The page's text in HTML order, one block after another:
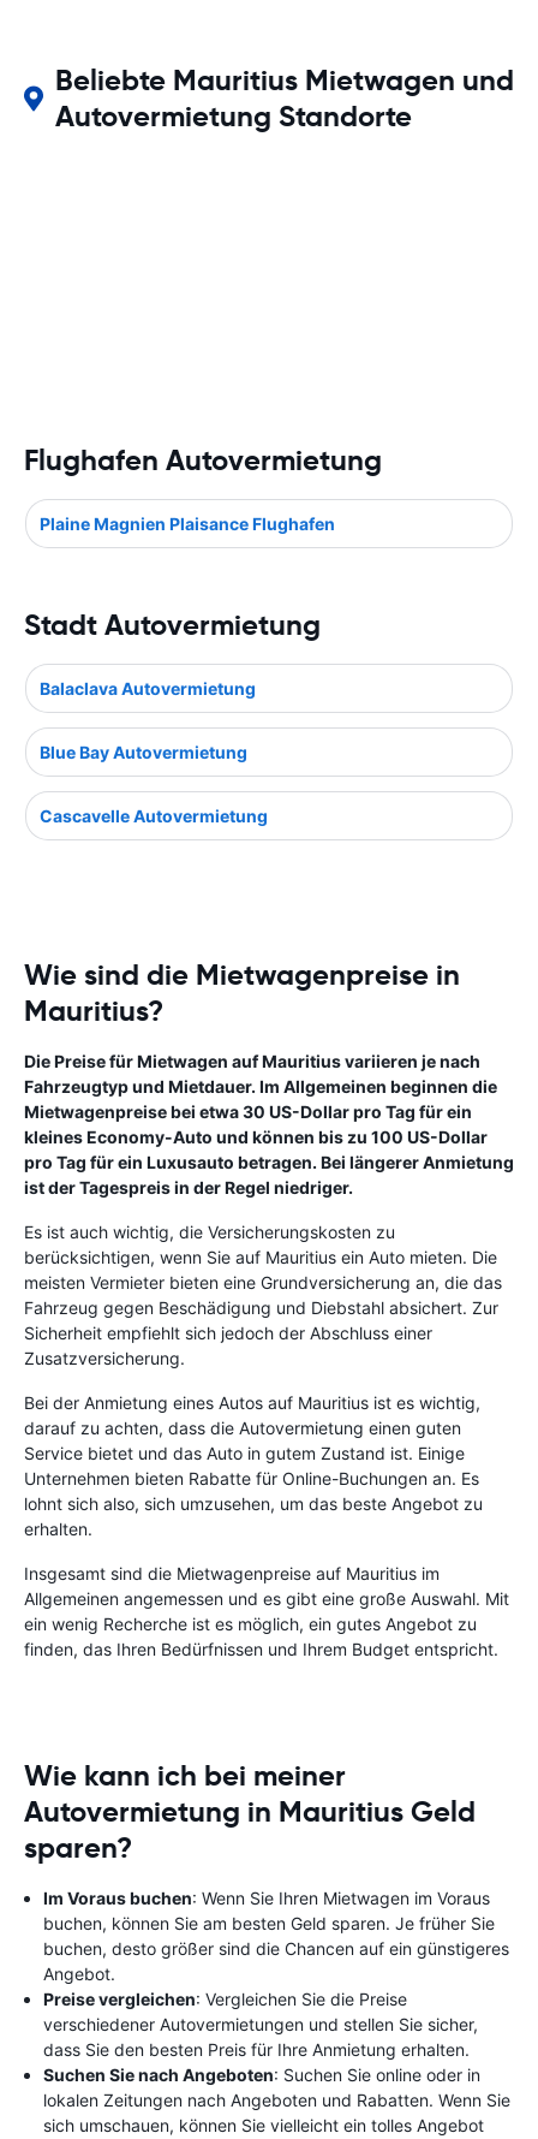
Beliebte Mauritius Mietwagen und
Autovermietung Standorte
Flughafen Autovermietung
Plaine Magnien Plaisance Flughafen
Stadt Autovermietung
Balaclava Autovermietung
Blue Bay Autovermietung
Cascavelle Autovermietung
Wie sind die Mietwagenpreise in
Mauritius?
Die Preise für Mietwagen auf Mauritius variieren je nach
Fahrzeugtyp und Mietdauer. Im Allgemeinen beginnen die
Mietwagenpreise bei etwa 30 US-Dollar pro Tag für ein
kleines Economy-Auto und können bis zu 100 US-Dollar
pro Tag für ein Luxusauto betragen. Bei längerer Anmietung
ist der Tagespreis in der Regel niedriger.
Es ist auch wichtig, die Versicherungskosten zu
berücksichtigen, wenn Sie auf Mauritius ein Auto mieten. Die
meisten Vermieter bieten eine Grundversicherung an, die das
Fahrzeug gegen Beschädigung und Diebstahl absichert. Zur
Sicherheit empfiehlt sich jedoch der Abschluss einer
Zusatzversicherung.
Bei der Anmietung eines Autos auf Mauritius ist es wichtig,
darauf zu achten, dass die Autovermietung einen guten
Service bietet und das Auto in gutem Zustand ist. Einige
Unternehmen bieten Rabatte für Online-Buchungen an. Es
lohnt sich also, sich umzusehen, um das beste Angebot zu
erhalten.
Insgesamt sind die Mietwagenpreise auf Mauritius im
Allgemeinen angemessen und es gibt eine große Auswahl. Mit
ein wenig Recherche ist es möglich, ein gutes Angebot zu
finden, das Ihren Bedürfnissen und Ihrem Budget entspricht.
Wie kann ich bei meiner
Autovermietung in Mauritius Geld
sparen?
Im Voraus buchen: Wenn Sie Ihren Mietwagen im Voraus
buchen, können Sie am besten Geld sparen. Je früher Sie
buchen, desto größer sind die Chancen auf ein günstigeres
Angebot.
Preise vergleichen: Vergleichen Sie die Preise
verschiedener Autovermietungen und stellen Sie sicher,
dass Sie den besten Preis für Ihre Anmietung erhalten.
Suchen Sie nach Angeboten: Suchen Sie online oder in
lokalen Zeitungen nach Angeboten und Rabatten. Wenn Sie
sich umschauen, können Sie vielleicht ein tolles Angebot